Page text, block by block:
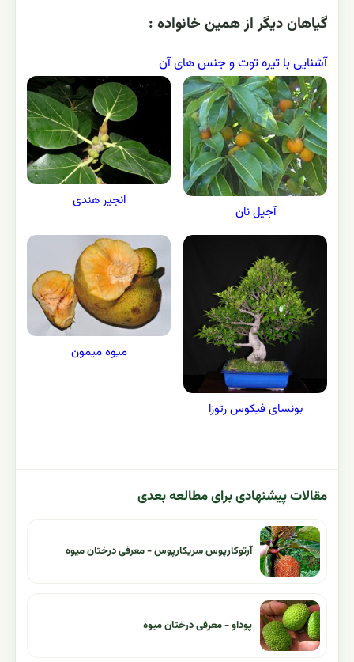
گياهان ديگر از همين خانواده :
آشنایی با تیره توت و جنس های آن
آجیل نان
انجیر هندی
بونسای فیکوس رتوزا
میوه میمون
مقالات پیشنهادی برای مطالعه بعدی
آرتوکارپوس سریکارپوس - معرفی درختان میوه
پوداو - معرفی درختان میوه